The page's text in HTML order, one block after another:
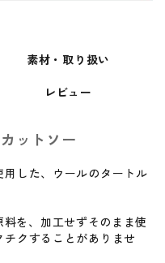
素材・取り扱い
レビュー
ットソー
した、ウールのタートル
を、加工せずそのまま使
クすることがありませ